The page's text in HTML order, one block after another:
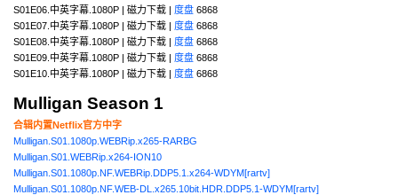
S01E06.中英字幕.1080P | 磁力下载 | 度盘 6868
S01E07.中英字幕.1080P | 磁力下载 | 度盘 6868
S01E08.中英字幕.1080P | 磁力下载 | 度盘 6868
S01E09.中英字幕.1080P | 磁力下载 | 度盘 6868
S01E10.中英字幕.1080P | 磁力下载 | 度盘 6868
Mulligan Season 1
合辑内置Netflix官方中字
Mulligan.S01.1080p.WEBRip.x265-RARBG
Mulligan.S01.WEBRip.x264-ION10
Mulligan.S01.1080p.NF.WEBRip.DDP5.1.x264-WDYM[rartv]
Mulligan.S01.1080p.NF.WEB-DL.x265.10bit.HDR.DDP5.1-WDYM[rartv]